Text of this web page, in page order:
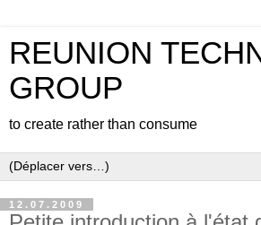
REUNION
GROUP
to create rather than consume
12.07.2009